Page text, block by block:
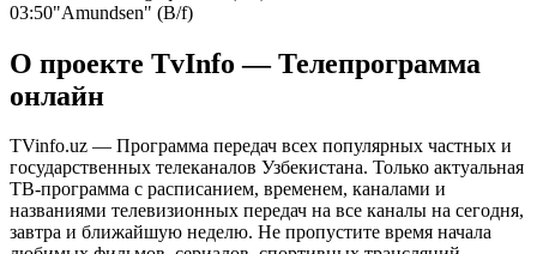
03:50"Amundsen" (B/f)
О проекте TvInfo — Телепрограмма
онлайн
TVinfo.uz — Программа передач всех популярных частных и
государственных телеканалов Узбекистана. Только актуальная
ТВ-программа с расписанием, временем, каналами и
названиями телевизионных передач на все каналы на сегодня,
завтра и ближайшую неделю. Не пропустите время начала